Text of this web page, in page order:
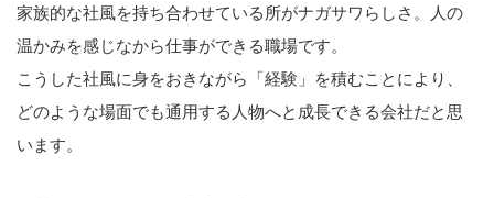
家族的な社風を持ち合わせている所がナガサワらしさ。人の
温かみを感じなから仕事ができる職場です。
こうした社風に身をおきながら「経験」を積むことにより、
どのような場面でも通用する人物へと成長できる会社だと思
います。